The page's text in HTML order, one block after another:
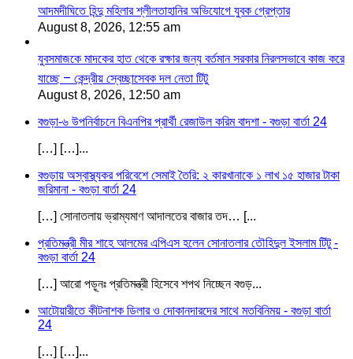
আদমদীঘিতে হিন্দু মহিলার শ্লীলতাহানির অভিযোগে যুবক গ্রেপ্তার
August 8, 2026, 12:55 am
যুবসমাজকে মাদকের হাত থেকে রক্ষার জন্য বর্তমান সরকার নিরলসভাবে কাজ করে
যাচ্ছে – কেন্দ্রীয় স্বেচ্ছাসেবক দল নেতা টিটু
August 8, 2026, 12:50 am
বগুড়া-৬ উপনির্বাচনে বিএনপির প্রার্থী রেজাউল করিম বাদশা - বগুড়া বার্তা 24
[…] […]...
বগুড়ায় অস্বাস্থ্যকর পরিবেশে সেমাই তৈরি: ২ কারখানাকে ১ লাখ ১৫ হাজার টাকা
জরিমানা - বগুড়া বার্তা 24
[…] সোনাতলায় ভ্রাম্যমাণ আদালতের বাজার তদ… [...
প্রতিমন্ত্রী মীর শাহে আলমের এপিএস হলেন সোনাতলার তৌহিদুল ইসলাম টিটু -
বগুড়া বার্তা 24
[…] আরো পড়ূনঃ প্রতিমন্ত্রী হিসেবে শপথ নিচ্ছেন বগুড়...
আটোয়ারীতে কীটনাশক ডিলার ও দোকানদারদের সাথে মতবিনিময় - বগুড়া বার্তা
24
[…] […]...